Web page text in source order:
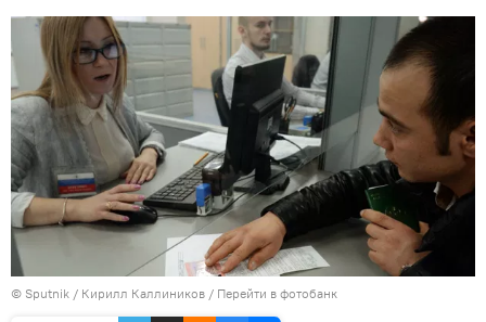
© Sputnik / Кирилл Каллиников / Перейти в фотобанк